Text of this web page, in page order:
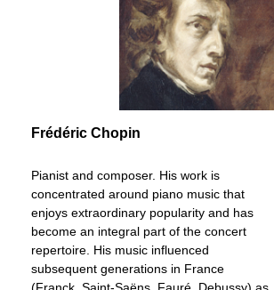
Frédéric Chopin
Pianist and composer. His work is
concentrated around piano music that
enjoys extraordinary popularity and has
become an integral part of the concert
repertoire. His music influenced
subsequent generations in France